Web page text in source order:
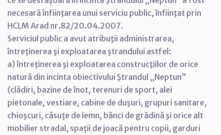
necesară înfiinţarea unui serviciu public, înfiinţat prin
HCLM Arad nr.82/20.04.2007.
Serviciul public a avut atribuţii administrarea,
întreţinerea şi exploatarea ştrandului astfel:
a) întreţinerea şi exploatarea construcţiilor de orice
natură din incinta obiectivului Ştrandul „Neptun”
(clădiri, bazine de înot, terenuri de sport, alei
pietonale, vestiare, cabine de duşuri, grupuri sanitare,
chioşcuri, căsuţe de lemn, bănci de grădină şi orice alt
mobilier stradal, spaţii de joacă pentru copii, garduri